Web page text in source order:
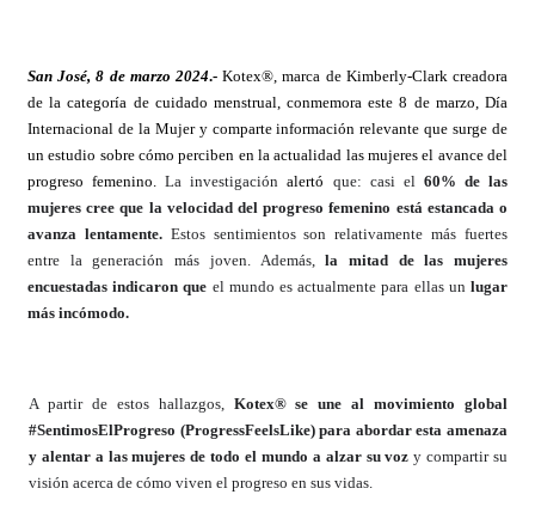
San José, 8 de marzo 2024.-Kotex®, marca de Kimberly-Clark creadora
de la categoría de cuidado menstrual, conmemora este 8 de marzo, Día
Internacional de la Mujer y comparte información relevante que surge de
un estudio sobre cómo perciben en la actualidad las mujeres el avance del
progreso femenino.
La investigación alertó que: casi el 60% de las
mujeres cree que la velocidad del progreso femenino está estancada o
avanza lentamente. Estos sentimientos son relativamente más fuertes
entre la generación más joven. Además,la mitad de las mujeres
encuestadas indicaron que el mundo es actualmente para ellas unlugar
más incómodo.
A partir de estos hallazgos, Kotex® se une al movimiento global
#SentimosElProgreso (ProgressFeelsLike) para abordar esta amenaza
y alentar a las mujeres de todo el mundo a alzar su voz y compartir su
visión acerca de cómo viven el progreso en sus vidas.